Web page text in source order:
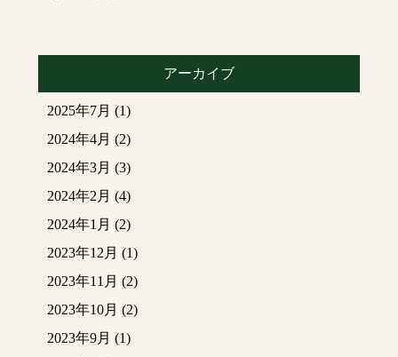
アーカイブ
2025年7月 (1)
2024年4月 (2)
2024年3月 (3)
2024年2月 (4)
2024年1月 (2)
2023年12月 (1)
2023年11月 (2)
2023年10月 (2)
2023年9月 (1)